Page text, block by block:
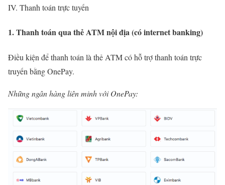
IV. Thanh toán trực tuyến
1. Thanh toán qua thẻ ATM nội địa (có internet banking)
Điều kiện để thanh toán là thẻ ATM có hỗ trợ thanh toán trực
truyến bằng OnePay.
Những ngân hàng liên minh với OnePay: